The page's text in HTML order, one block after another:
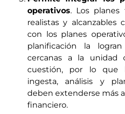
operativos. Los planes
realistas y alcanzables
con los planes
planificación la
cercanas a la unidad
cuestión, por lo que
ingesta, análisis y
deben extenderse más
financiero.